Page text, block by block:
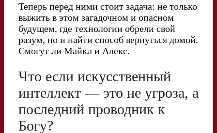
Теперь перед ними стоит задача: не только
выжить в этом загадочном и опасном
будущем, где технологии обрели свой
разум, но и найти способ вернуться домой.
Смогут ли Майкл и Алекс.
Что если искусственный
интеллект — это не угроза, а
последний проводник к
Богу?